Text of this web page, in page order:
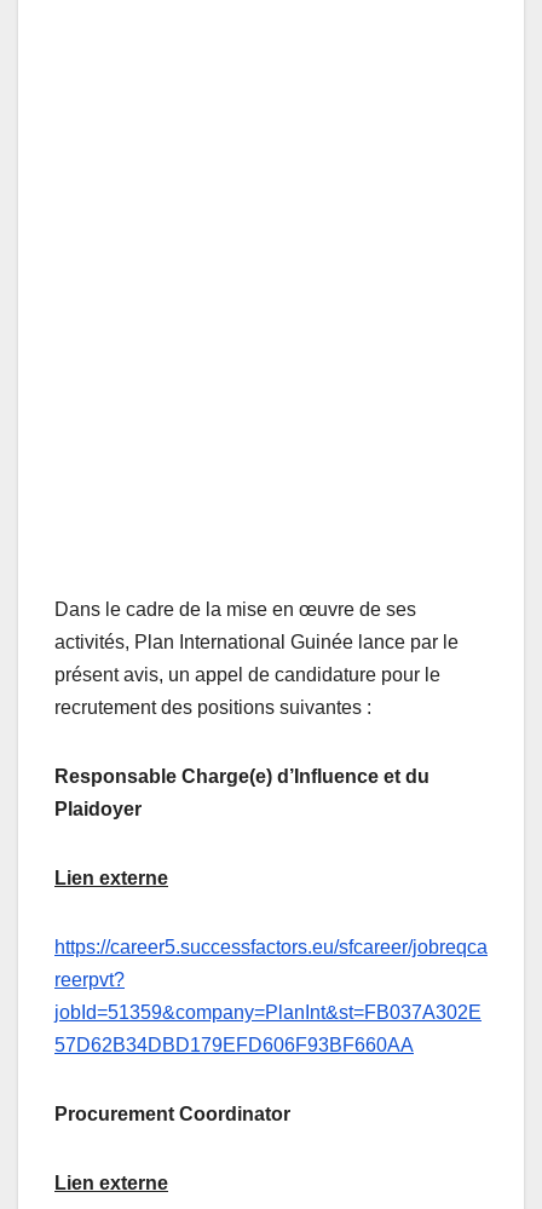
Dans le cadre de la mise en œuvre de ses
activités, Plan International Guinée lance par le
présent avis, un appel de candidature pour le
recrutement des positions suivantes :
Responsable Charge(e) d’Influence et du
Plaidoyer
Lien externe
https://career5.successfactors.eu/sfcareer/jobreqca
reerpvt?
jobId=51359&company=PlanInt&st=FB037A302E
57D62B34DBD179EFD606F93BF660AA
Procurement Coordinator
Lien externe